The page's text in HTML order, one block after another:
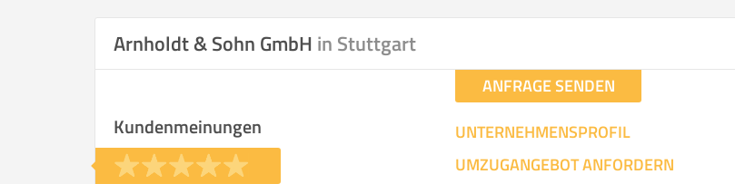
Arnholdt & Sohn GmbH in Stuttgart
ANFRAGE SENDEN
UNTERNEHMENSPROFIL
UMZUGANGEBOT ANFORDERN
Kundenmeinungen